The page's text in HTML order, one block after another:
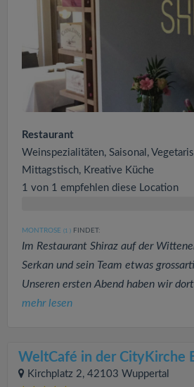
Restaurant
Weinspezialitäten, Saisonal,
Mittagstisch, Kreative Küche
1 von 1 empfehlen diese Location
MONTROSE (1 ) FINDET:
Im Restaurant Shiraz auf der
Serkan und sein Team etwas
Unseren ersten Abend haben wir
mehr lesen
WeltCafé in der CityKirche
Kirchplatz 2, 42103 Wuppertal